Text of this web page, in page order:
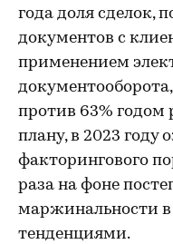
года доля сделок,
документов с
применением
против 63% годом
плану, в 2023 году
факторингового
раза на фоне
маржинальности
тенденциями.